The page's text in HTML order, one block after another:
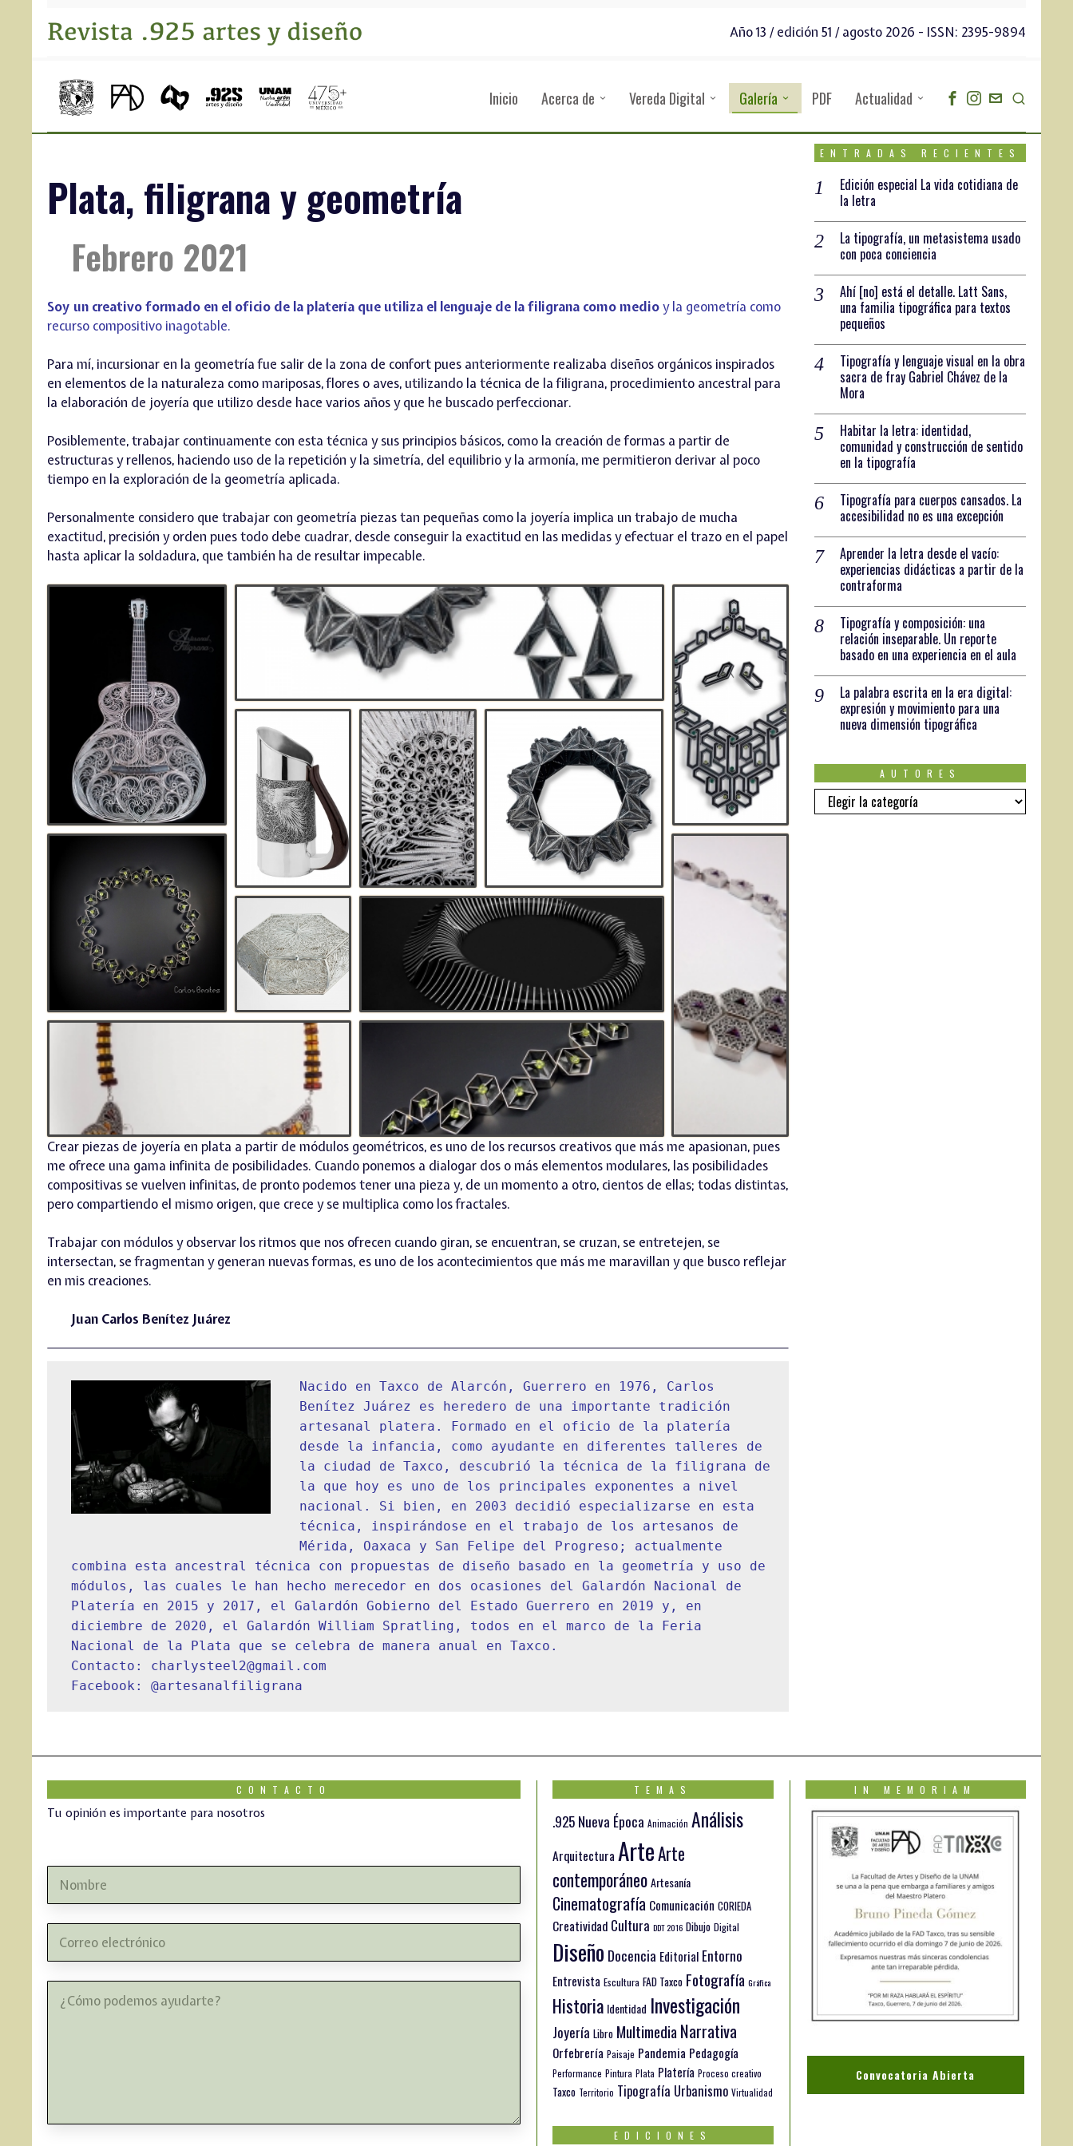
Año 13 / edición 51 / agosto 2026 - ISSN: 2395-9894
Inicio Acerca de Vereda Digital Galería PDF Actualidad
Plata, filigrana y geometría
Febrero 2021
Soy un creativo formado en el oficio de la platería que utiliza el lenguaje de la filigrana como medioy la geometría como
recurso compositivo inagotable.
Para mí, incursionar en la geometría fue salir de la zona de confort pues anteriormente realizaba diseños orgánicos inspirados
en elementos de la naturaleza como mariposas, flores o aves, utilizando la técnica de la filigrana, procedimiento ancestral para
la elaboración de joyería que utilizo desde hace varios años y que he buscado perfeccionar.
Posiblemente, trabajar continuamente con esta técnica y sus principios básicos, como la creación de formas a partir de
estructuras y rellenos, haciendo uso de la repetición y la simetría, del equilibrio y la armonía, me permitieron derivar al poco
tiempo en la exploración de la geometría aplicada.
Personalmente considero que trabajar con geometría piezas tan pequeñas como la joyería implica un trabajo de mucha
exactitud, precisión y orden pues todo debe cuadrar, desde conseguir la exactitud en las medidas y efectuar el trazo en el papel
hasta aplicar la soldadura, que también ha de resultar impecable.
Crear piezas de joyería en plata a partir de módulos geométricos, es uno de los recursos creativos que más me apasionan, pues
me ofrece una gama infinita de posibilidades. Cuando ponemos a dialogar dos o más elementos modulares, las posibilidades
compositivas se vuelven infinitas, de pronto podemos tener una pieza y, de un momento a otro, cientos de ellas; todas distintas,
pero compartiendo el mismo origen, que crece y se multiplica como los fractales.
Trabajar con módulos y observar los ritmos que nos ofrecen cuando giran, se encuentran, se cruzan, se entretejen, se
intersectan, se fragmentan y generan nuevas formas, es uno de los acontecimientos que más me maravillan y que busco reflejar
en mis creaciones.
Juan Carlos Benítez Juárez
Nacido en Taxco de Alarcón, Guerrero en 1976, Carlos
Benítez Juárez es heredero de una importante tradición
artesanal platera. Formado en el oficio de la platería
desde la infancia, como ayudante en diferentes talleres de
la ciudad de Taxco, descubrió la técnica de la filigrana de
la que hoy es uno de los principales exponentes a nivel
nacional. Si bien, en 2003 decidió especializarse en esta
técnica, inspirándose en el trabajo de los artesanos de
Mérida, Oaxaca y San Felipe del Progreso; actualmente
combina esta ancestral técnica con propuestas de diseño basado en la geometría y uso de
módulos, las cuales le han hecho merecedor en dos ocasiones del Galardón Nacional de
Platería en 2015 y 2017, el Galardón Gobierno del Estado Guerrero en 2019 y, en
diciembre de 2020, el Galardón William Spratling, todos en el marco de la Feria
Nacional de la Plata que se celebra de manera anual en Taxco.
Contacto:
Facebook: @artesanalfiligrana
ENTRADAS RECIENTES
Edición especial La vida cotidiana de
la letra
La tipografía, un metasistema usado
con poca conciencia
Ahí [no] está el detalle. Latt Sans,
una familia tipográfica para textos
pequeños
Tipografía y lenguaje visual en la obra
sacra de fray Gabriel Chávez de la
Mora
Habitar la letra: identidad,
comunidad y construcción de sentido
en la tipografía
Tipografía para cuerpos cansados. La
accesibilidad no es una excepción
Aprender la letra desde el vacío:
experiencias didácticas a partir de la
contraforma
Tipografía y composición: una
relación inseparable. Un reporte
basado en una experiencia en el aula
La palabra escrita en la era digital:
expresión y movimiento para una
nueva dimensión tipográfica
AUTORES
AUTORES
CONTACTO
Tu opinión es importante para nosotros
TEMAS
.925 Nueva Época Animación Análisis
Arquitectura ArteArte
contemporáneoArtesanía
Cinematografía Comunicación CORIEDA
Creatividad Cultura DDT 2016 Dibujo Digital
Diseño Docencia Editorial Entorno
Entrevista Escultura FAD Taxco Fotografía Gráfica
Historia Identidad Investigación
Joyería Libro Multimedia Narrativa
Orfebrería Paisaje Pandemia Pedagogía
Performance Pintura Plata Platería Proceso creativo
Taxco Territorio Tipografía Urbanismo Virtualidad
EDICIONES
IN MEMORIAM
Convocatoria Abierta